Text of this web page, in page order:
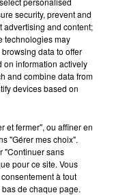
17/05/2024 À
security, prevent and
advertising and content;
technologies may
data to offer
on information actively
and combine data from
devices based on
et fermer", ou affiner en
"Gérer mes choix".
"Continuer sans
pour ce site. Vous
à tout
de chaque page.